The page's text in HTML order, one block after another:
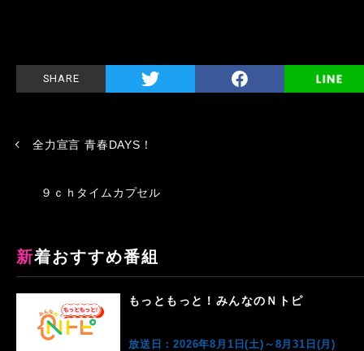
SHARE
全力宣言 青春DAYS！
９ｃｈタイムカプセル
新着おすすめ番組
もっともっと！みんなのＮトピ
放送日：2026年8月1日(土)～8月31日(月)